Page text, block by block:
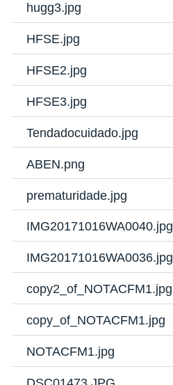
hugg3.jpg
HFSE.jpg
HFSE2.jpg
HFSE3.jpg
Tendadocuidado.jpg
ABEN.png
prematuridade.jpg
IMG20171016WA0040.jpg
IMG20171016WA0036.jpg
copy2_of_NOTACFM1.jpg
copy_of_NOTACFM1.jpg
NOTACFM1.jpg